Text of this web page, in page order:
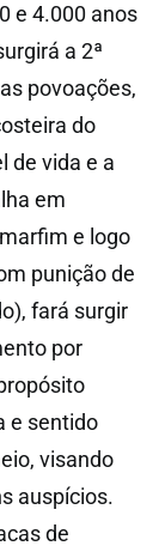
e 4.000 anos
a 2ª
povoações,
do
de vida e a
em
e logo
punição de
fará surgir
por
e sentido
visando
auspícios.
de